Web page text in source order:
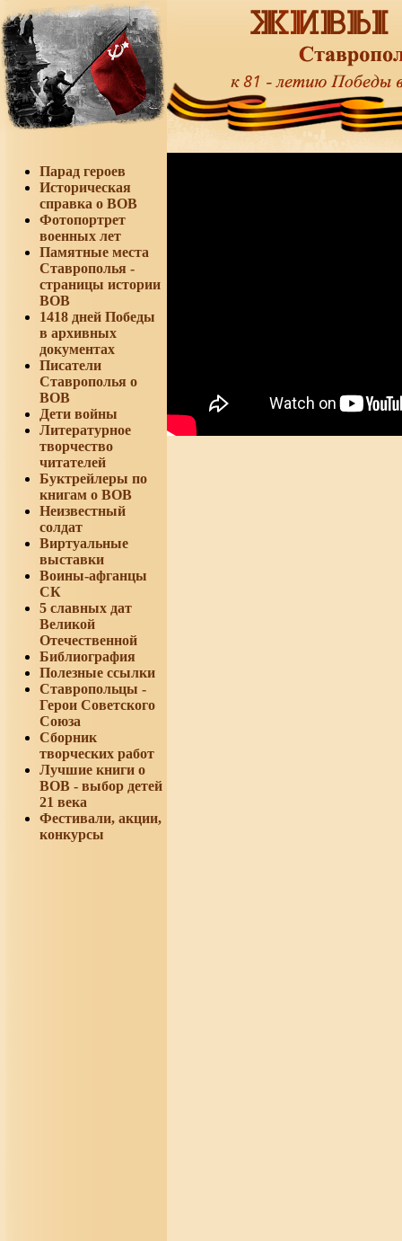
Парад героев
Историческая
справка о ВОВ
Фотопортрет
военных лет
Памятные места
Ставрополья -
страницы истории
ВОВ
1418 дней Победы
в архивных
документах
Писатели
Ставрополья о
ВОВ
Дети войны
Литературное
творчество
читателей
Буктрейлеры по
книгам о ВОВ
Неизвестный
солдат
Виртуальные
выставки
Воины-афганцы
СК
5 славных дат
Великой
Отечественной
Библиография
Полезные ссылки
Ставропольцы -
Герои Советского
Союза
Сборник
творческих работ
Лучшие книги о
ВОВ - выбор детей
21 века
Фестивали, акции,
конкурсы